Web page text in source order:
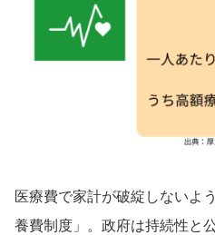
医療費で家計が破綻しないよ
養費制度」。政府は持続性と